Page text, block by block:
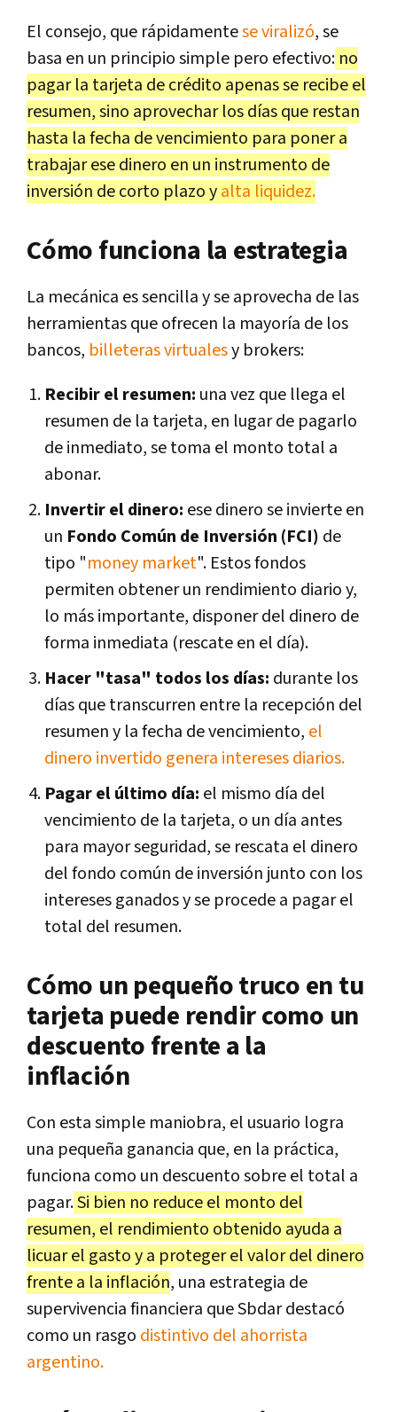
El consejo, que rápidamentese viralizó, se
basa en un principio simple pero efectivo: no
pagar la tarjeta de crédito apenas se recibe el
resumen, sino aprovechar los días que restan
hasta la fecha de vencimiento para poner a
trabajar ese dinero en un instrumento de
inversión de corto plazo yalta liquidez.
Cómo funciona la estrategia
La mecánica es sencilla y se aprovecha de las
herramientas que ofrecen la mayoría de los
bancos, billeteras virtualesy brokers:
Recibir el resumen: una vez que llega el
resumen de la tarjeta, en lugar de pagarlo
de inmediato, se toma el monto total a
abonar.
Invertir el dinero: ese dinero se invierte en
un Fondo Común de Inversión (FCI) de
tipo "money market". Estos fondos
permiten obtener un rendimiento diario y,
lo más importante, disponer del dinero de
forma inmediata (rescate en el día).
Hacer "tasa" todos los días: durante los
días que transcurren entre la recepción del
resumen y la fecha de vencimiento, el
dinero invertido genera intereses diarios.
Pagar el último día: el mismo día del
vencimiento de la tarjeta, o un día antes
para mayor seguridad, se rescata el dinero
del fondo común de inversión junto con los
intereses ganados y se procede a pagar el
total del resumen.
Cómo un pequeño truco en tu
tarjeta puede rendir como un
descuento frente a la
inflación
Con esta simple maniobra, el usuario logra
una pequeña ganancia que, en la práctica,
funciona como un descuento sobre el total a
pagar.Si bien no reduce el monto del
resumen, el rendimiento obtenido ayuda a
licuar el gasto y a proteger el valor del dinero
frente a la inflación, una estrategia de
supervivencia financiera que Sbdar destacó
como un rasgo distintivo del ahorrista
argentino.